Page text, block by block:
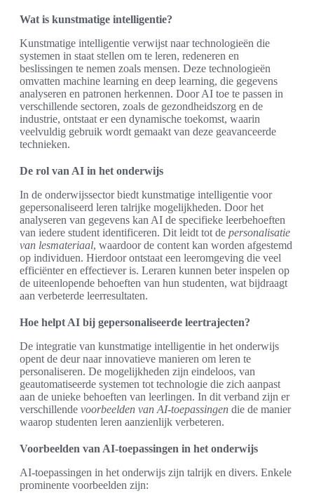
Wat is kunstmatige intelligentie?
Kunstmatige intelligentie verwijst naar technologieën die
systemen in staat stellen om te leren, redeneren en
beslissingen te nemen zoals mensen. Deze technologieën
omvatten machine learning en deep learning, die gegevens
analyseren en patronen herkennen. Door AI toe te passen in
verschillende sectoren, zoals de gezondheidszorg en de
industrie, ontstaat er een dynamische toekomst, waarin
veelvuldig gebruik wordt gemaakt van deze geavanceerde
technieken.
De rol van AI in het onderwijs
In de onderwijssector biedt kunstmatige intelligentie voor
gepersonaliseerd leren talrijke mogelijkheden. Door het
analyseren van gegevens kan AI de specifieke leerbehoeften
van iedere student identificeren. Dit leidt tot de personalisatie
van lesmateriaal, waardoor de content kan worden afgestemd
op individuen. Hierdoor ontstaat een leeromgeving die veel
efficiënter en effectiever is. Leraren kunnen beter inspelen op
de uiteenlopende behoeften van hun studenten, wat bijdraagt
aan verbeterde leerresultaten.
Hoe helpt AI bij gepersonaliseerde leertrajecten?
De integratie van kunstmatige intelligentie in het onderwijs
opent de deur naar innovatieve manieren om leren te
personaliseren. De mogelijkheden zijn eindeloos, van
geautomatiseerde systemen tot technologie die zich aanpast
aan de unieke behoeften van leerlingen. In dit verband zijn er
verschillende voorbeelden van AI-toepassingen die de manier
waarop studenten leren aanzienlijk verbeteren.
Voorbeelden van AI-toepassingen in het onderwijs
AI-toepassingen in het onderwijs zijn talrijk en divers. Enkele
prominente voorbeelden zijn: